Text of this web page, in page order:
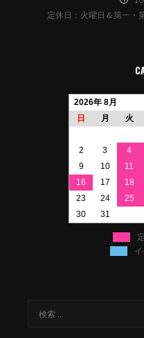
定休日：火曜日＆第一
2026年 8月
日
月 火
2
3 4
9
10 11
16
17 18
23
24 25
30
31